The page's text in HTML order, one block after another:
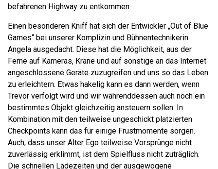
befahrenen Highway zu entkommen.
Einen besonderen Kniff hat sich der Entwickler „Out of Blue
Games“ bei unserer Komplizin und Bühnentechnikerin
Angela ausgedacht. Diese hat die Möglichkeit, aus der
Ferne auf Kameras, Kräne und auf sonstige an das Internet
angeschlossene Geräte zuzugreifen und uns so das Leben
zu erleichtern. Etwas hakelig kann es dann werden, wenn
Trevor verfolgt wird und wir währenddessen auch noch ein
bestimmtes Objekt gleichzeitig ansteuern sollen. In
Kombination mit den teilweise ungeschickt platzierten
Checkpoints kann das für einige Frustmomente sorgen.
Auch, dass unser Alter Ego teilweise Vorsprünge nicht
zuverlässig erklimmt, ist dem Spielfluss nicht zuträglich.
Die schnellen Ladezeiten und der ausgewogene